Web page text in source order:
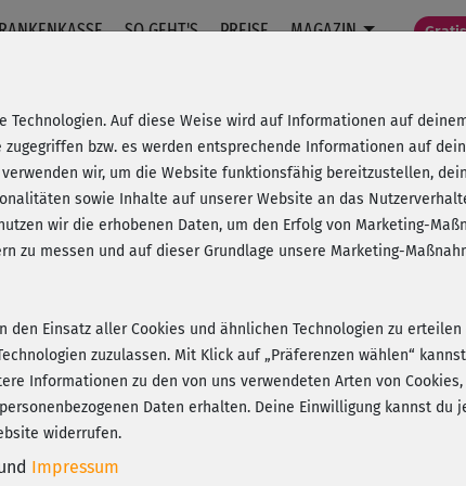
SO GEHT'S PREISE MAGAZIN
20% Rabatt + Wunsch-Goodie Fragen,
Wo habt Ihr das denn
Geräusch-gedudel
ertragen...
Technologien. Auf diese Weise wird auf Informationen auf
bzw. es werden entsprechende Informationen auf
wir, um die Website funktionsfähig bereitzustellen,
sowie Inhalte auf unserer Website an das
wir die erhobenen Daten, um den Erfolg von Marketing-
zu messen und auf dieser Grundlage unsere Marketing-
den Einsatz aller Cookies und ähnlichen Technologien zu erteilen
zuzulassen. Mit Klick auf „Präferenzen wählen“
Informationen zu den von uns verwendeten Arten von Cookies,
Daten erhalten. Deine Einwilligung kannst du
widerrufen.
Impressum